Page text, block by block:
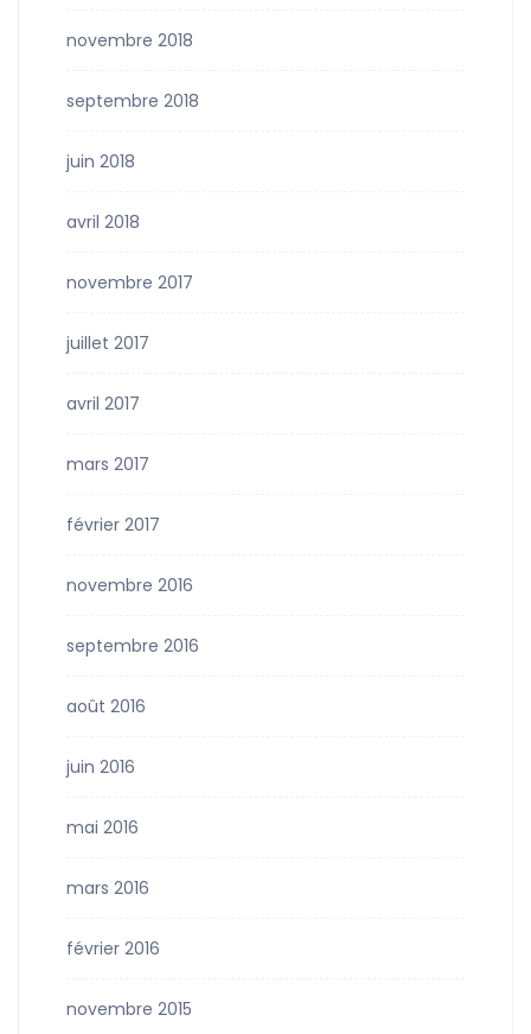
novembre 2018
septembre 2018
juin 2018
avril 2018
novembre 2017
juillet 2017
avril 2017
mars 2017
février 2017
novembre 2016
septembre 2016
août 2016
juin 2016
mai 2016
mars 2016
février 2016
novembre 2015